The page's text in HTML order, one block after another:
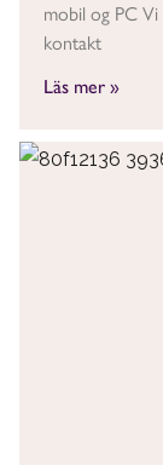
mobil og PC
kontakt
Läs mer »